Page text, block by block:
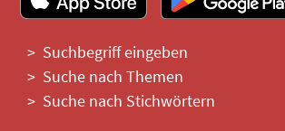
Suchbegriff eingeben
Suche nach Themen
Suche nach Stichwörtern